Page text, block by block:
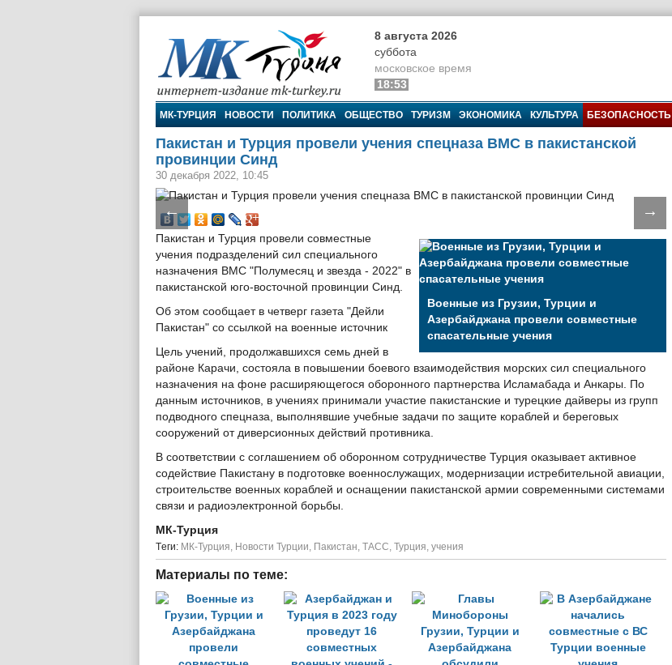
МК-Турция
8 августа 2026
суббота
московское время
18:53
МК-ТУРЦИЯ НОВОСТИ ПОЛИТИКА ОБЩЕСТВО ТУРИЗМ ЭКОНОМИКА КУЛЬТУРА БЕЗОПАСНОСТЬ
Пакистан и Турция провели учения спецназа ВМС в пакистанской
провинции Синд
30 декабря 2022, 10:45
← →
Военные из Грузии, Турции и
Азербайджана провели совместные
спасательные учения
Пакистан и Турция провели совместные
учения подразделений сил специального
назначения ВМС "Полумесяц и звезда - 2022" в
пакистанской юго-восточной провинции Синд.
Об этом сообщает в четверг газета "Дейли
Пакистан" со ссылкой на военные источник
Цель учений, продолжавшихся семь дней в
районе Карачи, состояла в повышении боевого взаимодействия морских сил специального
назначения на фоне расширяющегося оборонного партнерства Исламабада и Анкары. По
данным источников, в учениях принимали участие пакистанские и турецкие дайверы из групп
подводного спецназа, выполнявшие учебные задачи по защите кораблей и береговых
сооружений от диверсионных действий противника.
В соответствии с соглашением об оборонном сотрудничестве Турция оказывает активное
содействие Пакистану в подготовке военнослужащих, модернизации истребительной авиации,
строительстве военных кораблей и оснащении пакистанской армии современными системами
связи и радиоэлектронной борьбы.
МК-Турция
Tеги: МК-Турция, Новости Турции, Пакистан, ТАСС, Турция, учения
Материалы по теме: